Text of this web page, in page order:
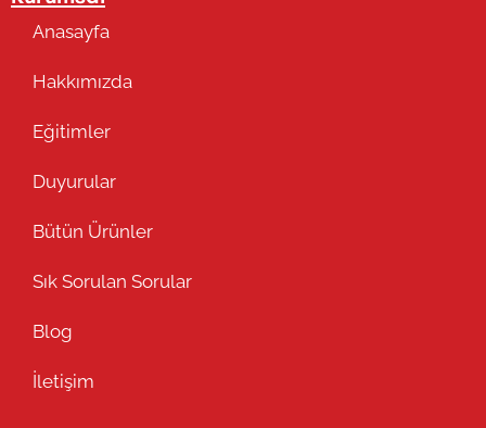
Anasayfa
Hakkımızda
Eğitimler
Duyurular
Bütün Ürünler
Sık Sorulan Sorular
Blog
İletişim